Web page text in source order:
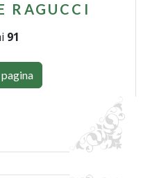
RAGUCCI
91